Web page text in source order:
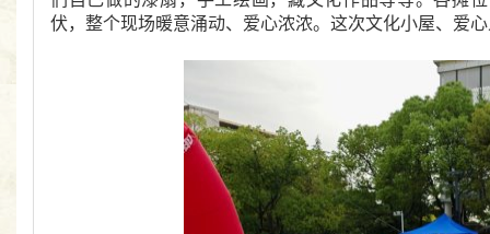
伏，整个现场暖意涌动、爱心浓浓。这次文化小屋、爱